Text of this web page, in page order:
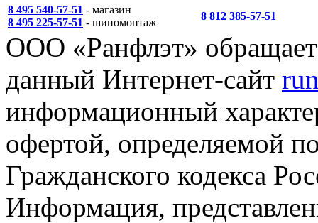
8 495 540-57-51 - магазин
8 495 225-57-51 - шиномонтаж
8 812 385-57-51
ООО «Ранфлэт»
данный Интернет-сайт
информационный
офертой, определяемой
Гражданского кодекса
Информация,